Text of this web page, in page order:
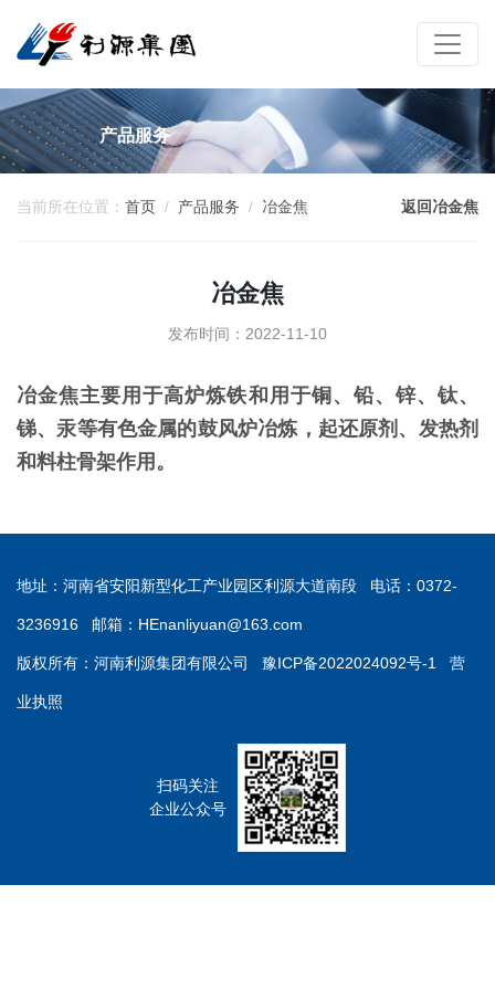
产品服务
当前所在位置： 首页 产品服务 冶金焦 返回冶金焦
冶金焦
发布时间：2022-11-10
冶金焦主要用于高炉炼铁和用于铜、铅、锌、钛、
锑、汞等有色金属的鼓风炉冶炼，起还原剂、发热剂
和料柱骨架作用。
地址：河南省安阳新型化工产业园区利源大道南段 电话：0372-
3236916 邮箱： HEnanliyuan@163.com
版权所有：河南利源集团有限公司 豫ICP备2022024092号-1 营
业执照
扫码关注
企业公众号